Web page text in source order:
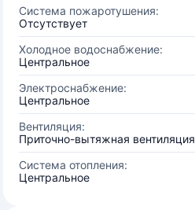
Система пожаротушения:
Отсутствует
Холодное водоснабжение:
Центральное
Электроснабжение:
Центральное
Вентиляция:
Приточно-вытяжная вентиляция
Система отопления:
Центральное